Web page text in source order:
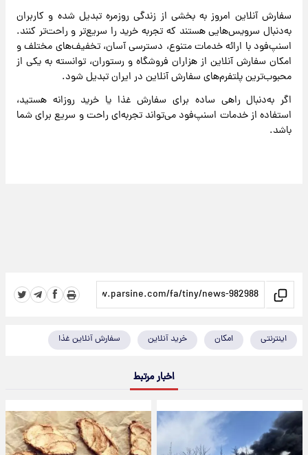
سفارش آنلاین امروز به بخشی از زندگی روزمره تبدیل شده و کاربران
به‌دنبال سرویس‌هایی هستند که تجربه خرید را سریع‌تر و راحت‌تر کنند.
اسنپ‌فود با ارائه خدمات متنوع، دسترسی آسان، تخفیف‌های مختلف و
امکان سفارش آنلاین از هزاران فروشگاه و رستوران، توانسته به یکی از
محبوب‌ترین پلتفرم‌های سفارش آنلاین در ایران تبدیل شود.
اگر به‌دنبال راهی ساده برای سفارش غذا یا خرید روزانه هستید،
استفاده از خدمات اسنپ‌فود می‌تواند تجربه‌ای راحت و سریع برای شما
باشد.
اینترنتی امکان خرید آنلاین سفارش آنلاین غذا
اخبار مرتبط